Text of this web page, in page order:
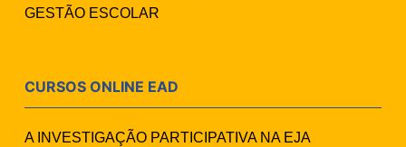
GESTÃO ESCOLAR
CURSOS ONLINE EAD
A INVESTIGAÇÃO PARTICIPATIVA NA EJA